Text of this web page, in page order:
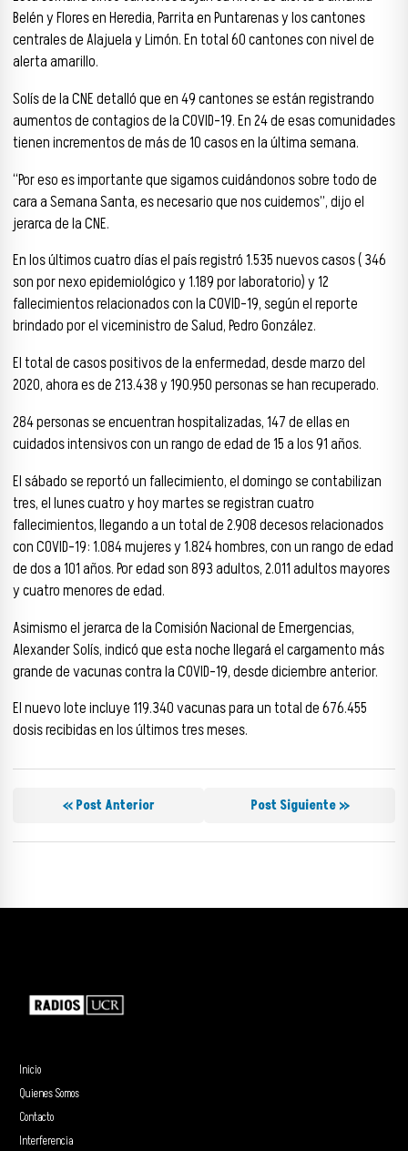
Belén y Flores en Heredia, Parrita en Puntarenas y los cantones
centrales de Alajuela y Limón. En total 60 cantones con nivel de
alerta amarillo.
Solís de la CNE detalló que en 49 cantones se están registrando
aumentos de contagios de la COVID-19. En 24 de esas comunidades
tienen incrementos de más de 10 casos en la última semana.
“Por eso es importante que sigamos cuidándonos sobre todo de
cara a Semana Santa, es necesario que nos cuidemos”, dijo el
jerarca de la CNE.
En los últimos cuatro días el país registró 1.535 nuevos casos ( 346
son por nexo epidemiológico y 1.189 por laboratorio) y 12
fallecimientos relacionados con la COVID-19, según el reporte
brindado por el viceministro de Salud, Pedro González.
El total de casos positivos de la enfermedad, desde marzo del
2020, ahora es de 213.438 y 190.950 personas se han recuperado.
284 personas se encuentran hospitalizadas, 147 de ellas en
cuidados intensivos con un rango de edad de 15 a los 91 años.
El sábado se reportó un fallecimiento, el domingo se contabilizan
tres, el lunes cuatro y hoy martes se registran cuatro
fallecimientos, llegando a un total de 2.908 decesos relacionados
con COVID-19: 1.084 mujeres y 1.824 hombres, con un rango de edad
de dos a 101 años. Por edad son 893 adultos, 2.011 adultos mayores
y cuatro menores de edad.
Asimismo el jerarca de la Comisión Nacional de Emergencias,
Alexander Solís, indicó que esta noche llegará el cargamento más
grande de vacunas contra la COVID-19, desde diciembre anterior.
El nuevo lote incluye 119.340 vacunas para un total de 676.455
dosis recibidas en los últimos tres meses.
« Post Anterior Post Siguiente »
Inicio
Quienes Somos
Contacto
Interferencia